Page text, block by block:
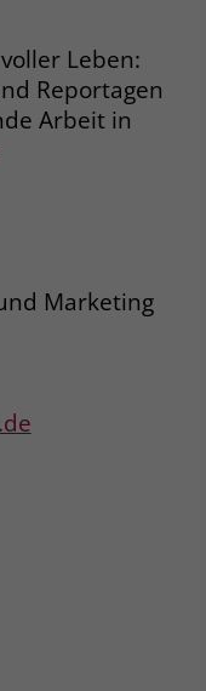
Leben:
Reportagen
Arbeit in
Marketing